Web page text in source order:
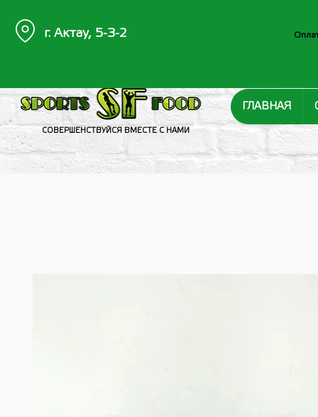
СОВЕРШЕНСТВУЙСЯ ВМЕСТЕ С НАМИ
ГЛАВНАЯ
г. Актау, 5-3-2